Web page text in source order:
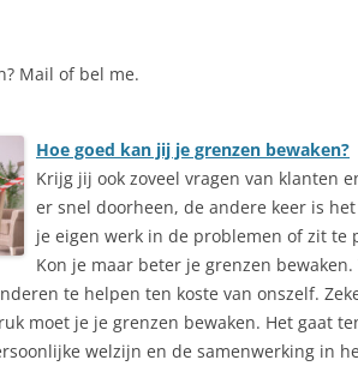
Mail of bel me.
Hoe goed kan jij je grenzen bewaken?
Krijg jij ook zoveel vragen van klanten
er snel doorheen, de andere keer is
je eigen werk in de problemen of zit te
Kon je maar beter je grenzen
te helpen ten koste van onszelf.
moet je je grenzen bewaken. Het gaat
welzijn en de samenwerking in